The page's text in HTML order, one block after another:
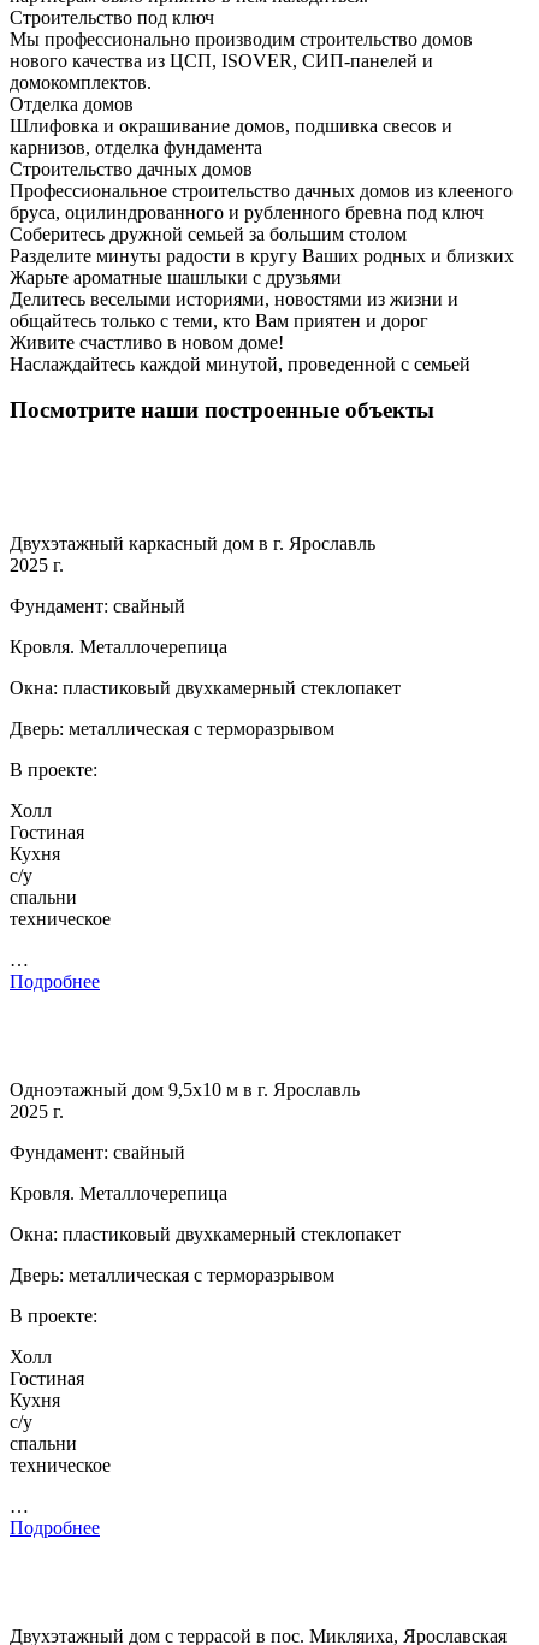
Строительство под ключ
Мы профессионально производим строительство домов
нового качества из ЦСП, ISOVER, СИП-панелей и
домокомплектов.
Отделка домов
Шлифовка и окрашивание домов, подшивка свесов и
карнизов, отделка фундамента
Строительство дачных домов
Профессиональное строительство дачных домов из клееного
бруса, оцилиндрованного и рубленного бревна под ключ
Соберитесь дружной семьей за большим столом
Разделите минуты радости в кругу Ваших родных и близких
Жарьте ароматные шашлыки с друзьями
Делитесь веселыми историями, новостями из жизни и
общайтесь только с теми, кто Вам приятен и дорог
Живите счастливо в новом доме!
Наслаждайтесь каждой минутой, проведенной с семьей
Посмотрите наши построенные объекты
Двухэтажный каркасный дом в г. Ярославль
2025 г.
Фундамент: свайный
Кровля. Металлочерепица
Окна: пластиковый двухкамерный стеклопакет
Дверь: металлическая с терморазрывом
В проекте:
Холл
Гостиная
Кухня
с/у
спальни
техническое
…
Подробнее
Одноэтажный дом 9,5х10 м в г. Ярославль
2025 г.
Фундамент: свайный
Кровля. Металлочерепица
Окна: пластиковый двухкамерный стеклопакет
Дверь: металлическая с терморазрывом
В проекте:
Холл
Гостиная
Кухня
с/у
спальни
техническое
…
Подробнее
Двухэтажный дом с террасой в пос. Микляиха, Ярославская